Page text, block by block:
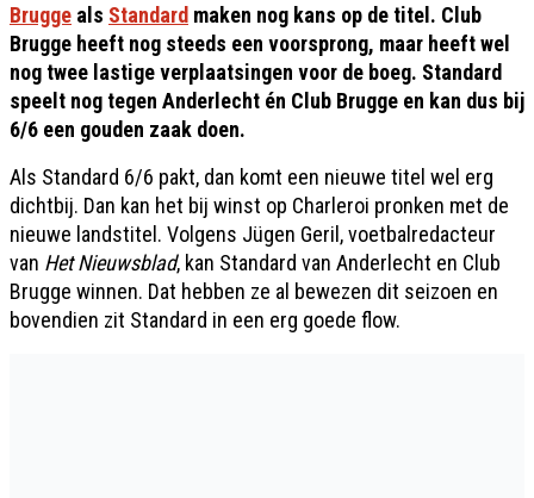
Brugge als Standard maken nog kans op de titel. Club
Brugge heeft nog steeds een voorsprong, maar heeft wel
nog twee lastige verplaatsingen voor de boeg. Standard
speelt nog tegen Anderlecht én Club Brugge en kan dus bij
6/6 een gouden zaak doen.
Als Standard 6/6 pakt, dan komt een nieuwe titel wel erg
dichtbij. Dan kan het bij winst op Charleroi pronken met de
nieuwe landstitel. Volgens Jügen Geril, voetbalredacteur
van Het Nieuwsblad, kan Standard van Anderlecht en Club
Brugge winnen. Dat hebben ze al bewezen dit seizoen en
bovendien zit Standard in een erg goede flow.